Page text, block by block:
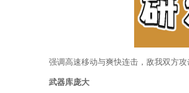
强调高速移动与爽快连击，敌我双方
武器库庞大